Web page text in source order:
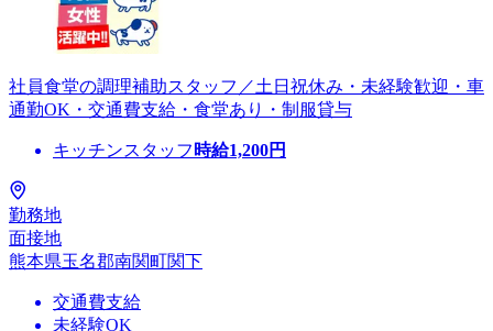
社員食堂の調理補助スタッフ／土日祝休み・未経験歓迎・車
通勤OK・交通費支給・食堂あり・制服貸与
キッチンスタッフ 時給1,200円
勤務地
面接地
熊本県玉名郡南関町関下
交通費支給
未経験OK